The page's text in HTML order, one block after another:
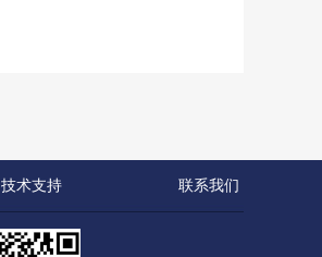
技术支持 联系我们